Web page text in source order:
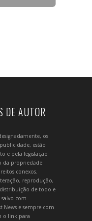
DE AUTOR
os
estão
e pela legislação
da propriedade
conexos.
reprodução,
de todo e
com
News e sempre com
o link para